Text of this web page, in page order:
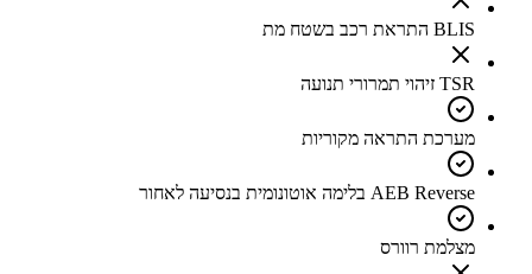
BLIS התראת רכב בשטח מת
TSR זיהוי תמרורי תנועה
מערכת התראה מקוריות
AEB Reverse בלימה אוטונומית בנסיעה לאחור
מצלמת רוורס